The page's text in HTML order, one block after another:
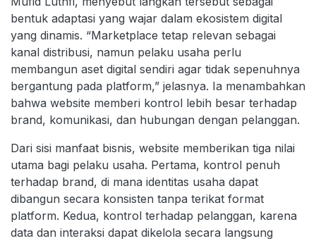
bentuk adaptasi yang wajar dalam ekosistem digital
yang dinamis. “Marketplace tetap relevan sebagai
kanal distribusi, namun pelaku usaha perlu
membangun aset digital sendiri agar tidak sepenuhnya
bergantung pada platform,” jelasnya. Ia menambahkan
bahwa website memberi kontrol lebih besar terhadap
brand, komunikasi, dan hubungan dengan pelanggan.
Dari sisi manfaat bisnis, website memberikan tiga nilai
utama bagi pelaku usaha. Pertama, kontrol penuh
terhadap brand, di mana identitas usaha dapat
dibangun secara konsisten tanpa terikat format
platform. Kedua, kontrol terhadap pelanggan, karena
data dan interaksi dapat dikelola secara langsung